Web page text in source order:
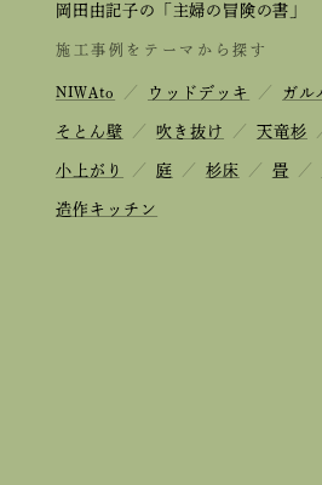
岡田由記子の「主婦の冒険の書」
施工事例をテーマから探す
NIWAto ／ ウッドデッキ ／ ガル
そとん壁 ／ 吹き抜け ／ 天竜杉
小上がり ／ 庭 ／ 杉床 ／ 畳 ／
造作キッチン